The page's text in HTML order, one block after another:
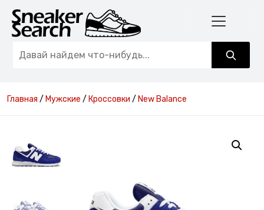
Главная / Мужские / Кроссовки / New Balance